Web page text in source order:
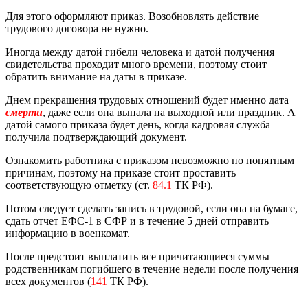
Для этого оформляют приказ. Возобновлять действие
трудового договора не нужно.
Иногда между датой гибели человека и датой получения
свидетельства проходит много времени, поэтому стоит
обратить внимание на даты в приказе.
Днем прекращения трудовых отношений будет именно дата
смерти, даже если она выпала на выходной или праздник. А
датой самого приказа будет день, когда кадровая служба
получила подтверждающий документ.
Ознакомить работника с приказом невозможно по понятным
причинам, поэтому на приказе стоит проставить
соответствующую отметку (ст. 84.1 ТК РФ).
Потом следует сделать запись в трудовой, если она на бумаге,
сдать отчет ЕФС-1 в СФР и в течение 5 дней отправить
информацию в военкомат.
После предстоит выплатить все причитающиеся суммы
родственникам погибшего в течение недели после получения
всех документов (141 ТК РФ).